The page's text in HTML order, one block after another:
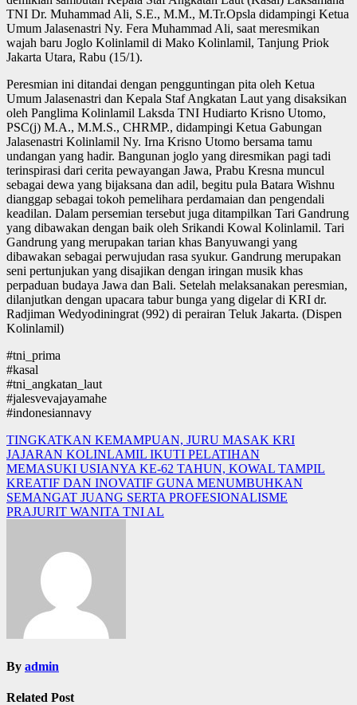
TNI Dr. Muhammad Ali, S.E., M.M., M.Tr.Opsla didampingi Ketua
Umum Jalasenastri Ny. Fera Muhammad Ali, saat meresmikan
wajah baru Joglo Kolinlamil di Mako Kolinlamil, Tanjung Priok
Jakarta Utara, Rabu (15/1).
Peresmian ini ditandai dengan pengguntingan pita oleh Ketua
Umum Jalasenastri dan Kepala Staf Angkatan Laut yang disaksikan
oleh Panglima Kolinlamil Laksda TNI Hudiarto Krisno Utomo,
PSC(j) M.A., M.M.S., CHRMP., didampingi Ketua Gabungan
Jalasenastri Kolinlamil Ny. Irna Krisno Utomo bersama tamu
undangan yang hadir. Bangunan joglo yang diresmikan pagi tadi
terinspirasi dari cerita pewayangan Jawa, Prabu Kresna muncul
sebagai dewa yang bijaksana dan adil, begitu pula Batara Wishnu
dianggap sebagai tokoh pemelihara perdamaian dan pengendali
keadilan. Dalam persemian tersebut juga ditampilkan Tari Gandrung
yang dibawakan dengan baik oleh Srikandi Kowal Kolinlamil. Tari
Gandrung yang merupakan tarian khas Banyuwangi yang
dibawakan sebagai perwujudan rasa syukur. Gandrung merupakan
seni pertunjukan yang disajikan dengan iringan musik khas
perpaduan budaya Jawa dan Bali. Setelah melaksanakan peresmian,
dilanjutkan dengan upacara tabur bunga yang digelar di KRI dr.
Radjiman Wedyodiningrat (992) di perairan Teluk Jakarta. (Dispen
Kolinlamil)
#tni_prima
#kasal
#tni_angkatan_laut
#jalesvevajayamahe
#indonesiannavy
Post
navigation
TINGKATKAN KEMAMPUAN, JURU MASAK KRI
JAJARAN KOLINLAMIL IKUTI PELATIHAN
MEMASUKI USIANYA KE-62 TAHUN, KOWAL TAMPIL
KREATIF DAN INOVATIF GUNA MENUMBUHKAN
SEMANGAT JUANG SERTA PROFESIONALISME
PRAJURIT WANITA TNI AL
By admin
Related Post